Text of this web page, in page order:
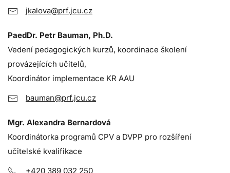
jkalova@prf.jcu.cz
PaedDr. Petr Bauman, Ph.D.
Vedení pedagogických kurzů, koordinace školení
provázejících učitelů,
Koordinátor implementace KR AAU
bauman@prf.jcu.cz
Mgr. Alexandra Bernardová
Koordinátorka programů CPV a DVPP pro rozšíření
učitelské kvalifikace
+420 389 032 250